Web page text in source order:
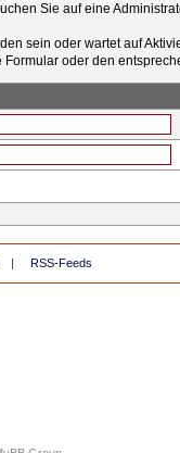
Sie auf eine
sein oder wartet auf
oder den
| RSS-Feeds